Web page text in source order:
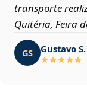
transporte
Quitéria, Feira
GS Gustavo S.